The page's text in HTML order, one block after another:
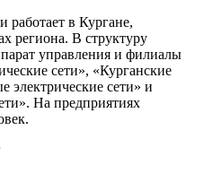
в Кургане,
региона. В структуру
управления и филиалы
сети», «Курганские
электрические сети» и
На предприятиях